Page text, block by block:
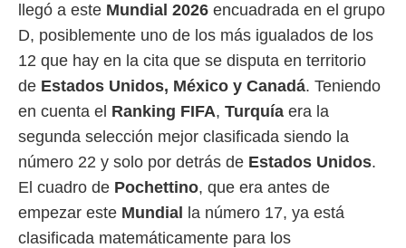
similares
como
sitio
IP
de
posible
llegó a este Mundial 2026 encuadrada en el grupo
D, posiblemente uno de los más igualados de los
12 que hay en la cita que se disputa en territorio
de Estados Unidos, México y Canadá. Teniendo
en cuenta el Ranking FIFA, Turquía era la
segunda selección mejor clasificada siendo la
número 22 y solo por detrás de Estados Unidos.
El cuadro de Pochettino, que era antes de
empezar este Mundial
la número 17, ya está
clasificada matemáticamente para los